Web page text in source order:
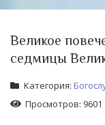
Великое
седмицы
Категория:
Просмотров: 9601